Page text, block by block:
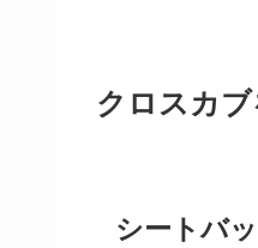
クロスカ
シートバ